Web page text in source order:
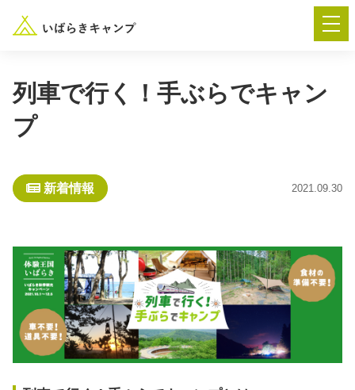
楽しみ方 新着情報
イベント情報 春夏キャンプ
秋冬キャンプ 山間キャンプ
列車で行く！手ぶらでキャン
プ
新着情報 2021.09.30